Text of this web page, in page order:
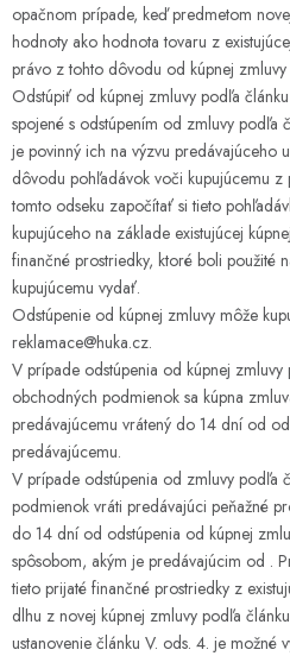
opačnom prípade, keď predmetom
hodnoty ako hodnota tovaru z
právo z tohto dôvodu od kúpnej
Odstúpiť od kúpnej zmluvy podľa
spojené s odstúpením od zmluvy podľa
je povinný ich na výzvu predávajúceho
dôvodu pohľadávok voči kupujúcemu
tomto odseku započítať si tieto
kupujúceho na základe existujúcej
finančné prostriedky, ktoré boli použité
kupujúcemu vydať.
Odstúpenie od kúpnej zmluvy môže
reklamace@huka.cz.
V prípade odstúpenia od kúpnej zmluvy
obchodných podmienok sa kúpna
predávajúcemu vrátený do 14 dní od
predávajúcemu.
V prípade odstúpenia od zmluvy podľa
podmienok vráti predávajúci peňažné
do 14 dní od odstúpenia od kúpnej
spôsobom, akým je predávajúcim od .
tieto prijaté finančné prostriedky z
dlhu z novej kúpnej zmluvy podľa
ustanovenie článku V. ods. 4. je možné